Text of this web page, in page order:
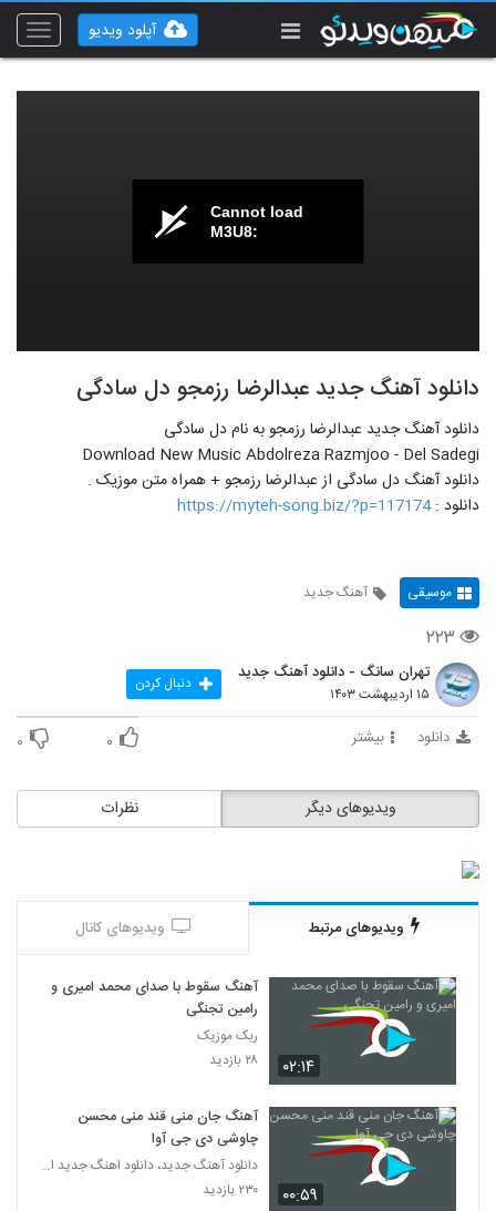
Toggle
آپلود ویدیو
Cannot load
M3U8:
دانلود آهنگ جدید عبدالرضا رزمجو دل سادگی
دانلود آهنگ جدید عبدالرضا رزمجو به نام دل سادگی
Download New Music Abdolreza Razmjoo - Del Sadegi
دانلود آهنگ دل سادگی از عبدالرضا رزمجو + همراه متن موزیک .
دانلود :https://myteh-song.biz/?p=117174
موسیقی آهنگ جدید
۲۲۳
تهران سانگ - دانلود آهنگ جدید
۱۵ اردیبهشت ۱۴۰۳ دنبال کردن
دانلود بیشتر ۰ ۰
نظرات ویدیوهای دیگر
ویدیوهای مرتبط ویدیوهای کانال
۰۲:۱۴
آهنگ سقوط با صدای محمد امیری و
رامین تجنگی
ربک موزیک
۲۸ بازدید
۰۰:۵۹
آهنگ جان منی قند منی محسن
چاوشی دی جی آوا
دانلود آهنگ جدید، دانلود اهنگ جدید ایرانی
۲۳۰ بازدید